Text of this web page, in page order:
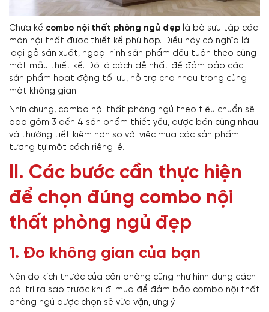
Chưa kể combo nội thất phòng ngủ đẹp là bộ sưu tập các
món nội thất được thiết kế phù hợp. Điều này có nghĩa là
loại gỗ sản xuất, ngoại hình sản phẩm đều tuân theo cùng
một mẫu thiết kế. Đó là cách dễ nhất để đảm bảo các
sản phẩm hoạt động tối ưu, hỗ trợ cho nhau trong cùng
một không gian.
Nhìn chung, combo nội thất phòng ngủ theo tiêu chuẩn sẽ
bao gồm 3 đến 4 sản phẩm thiết yếu, được bán cùng nhau
và thường tiết kiệm hơn so với việc mua các sản phẩm
tương tự một cách riêng lẻ.
II. Các bước cần thực hiện
để chọn đúng combo nội
thất phòng ngủ đẹp
1. Đo không gian của bạn
Nên đo kích thước của căn phòng cũng như hình dung cách
bài trí ra sao trước khi đi mua để đảm bảo combo nội thất
phòng ngủ được chọn sẽ vừa vặn, ưng ý.